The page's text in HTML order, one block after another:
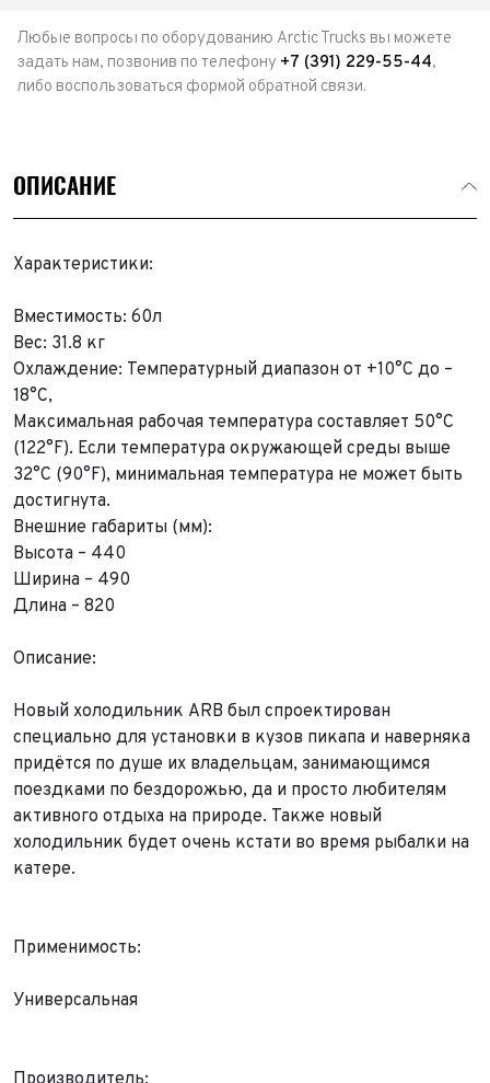
Любые вопросы по оборудованию Arctic Trucks вы можете
задать нам, позвонив по телефону +7 (391) 229-55-44,
либо воспользоваться формой обратной связи.
ОПИСАНИЕ
Характеристики:
Вместимость: 60л
Вес: 31.8 кг
Охлаждение: Температурный диапазон от +10°С до –
18°С,
Максимальная рабочая температура составляет 50°С
(122°F). Если температура окружающей среды выше
32°С (90°F), минимальная температура не может быть
достигнута.
Внешние габариты (мм):
Высота – 440
Ширина – 490
Длина – 820
Описание:
Новый холодильник ARB был спроектирован
специально для установки в кузов пикапа и наверняка
придётся по душе их владельцам, занимающимся
поездками по бездорожью, да и просто любителям
активного отдыха на природе. Также новый
холодильник будет очень кстати во время рыбалки на
катере.
Применимость:
Универсальная
Обратная связь
Имя*
Телефон*
Тема сообщения
Выкуп авто
ФИО* Заявка на оценку